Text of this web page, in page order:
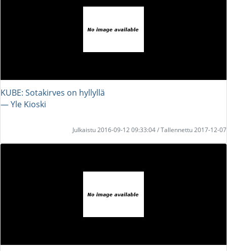
KUBE: Sotakirves on hyllyllä
― Yle Kioski
Julkaistu 2016-09-12 09:33:04 / Tallennettu 2017-12-07